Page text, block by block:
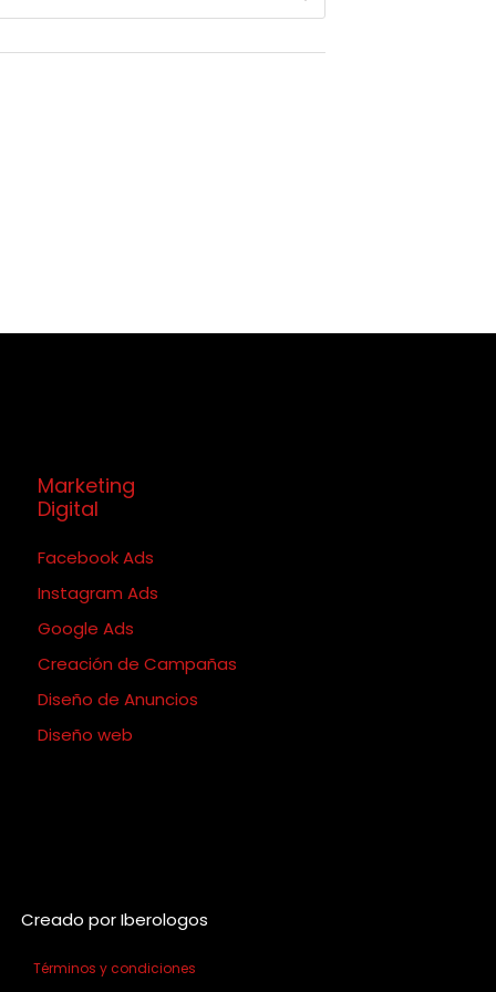
Marketing
Digital
Facebook Ads
Instagram Ads
Google Ads
Creación de Campañas
Diseño de Anuncios
Diseño web
Creado por Iberologos
Términos y condiciones